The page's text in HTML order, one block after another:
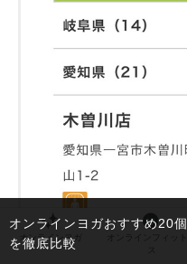
オンラインヨガ
オンラインヨガおすすめ20個
を徹底比較